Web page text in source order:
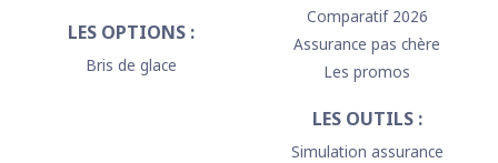
LES OPTIONS :
Bris de glace
Comparatif 2026
Assurance pas chère
Les promos
LES OUTILS :
Simulation assurance